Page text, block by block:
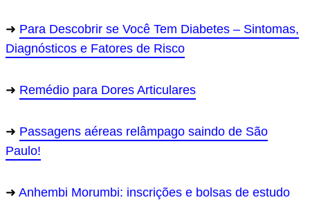
Para Descobrir se Você Tem Diabetes – Sintomas,
Diagnósticos e Fatores de Risco
Remédio para Dores Articulares
Passagens aéreas relâmpago saindo de São
Paulo!
Anhembi Morumbi: inscrições e bolsas de estudo